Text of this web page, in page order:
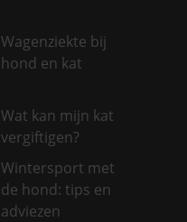
Wagenziekte bij
hond en kat
Wat kan mijn kat
vergiftigen?
Wintersport met
de hond: tips en
adviezen